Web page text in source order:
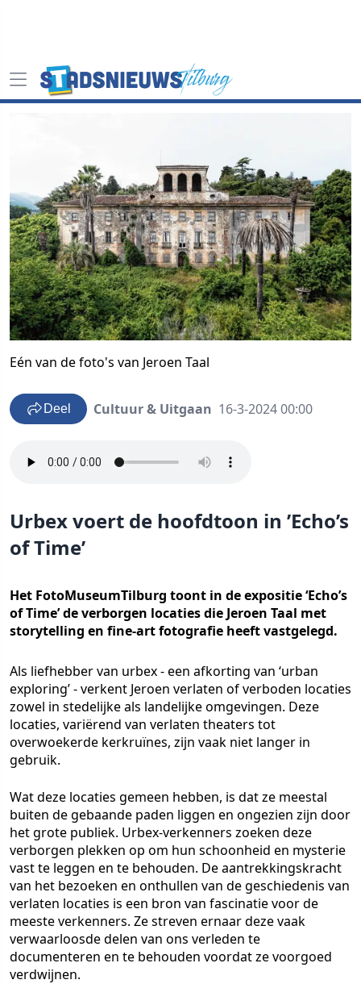
Eén van de foto's van Jeroen Taal
Deel Cultuur & Uitgaan 16-3-2024 00:00
Urbex voert de hoofdtoon in ’Echo’s
of Time’
Het FotoMuseumTilburg toont in de expositie ‘Echo’s
of Time’ de verborgen locaties die Jeroen Taal met
storytelling en fine-art fotografie heeft vastgelegd.
Als liefhebber van urbex - een afkorting van ‘urban
exploring’ - verkent Jeroen verlaten of verboden locaties
zowel in stedelijke als landelijke omgevingen. Deze
locaties, variërend van verlaten theaters tot
overwoekerde kerkruïnes, zijn vaak niet langer in
gebruik.
Wat deze locaties gemeen hebben, is dat ze meestal
buiten de gebaande paden liggen en ongezien zijn door
het grote publiek. Urbex-verkenners zoeken deze
verborgen plekken op om hun schoonheid en mysterie
vast te leggen en te behouden. De aantrekkingskracht
van het bezoeken en onthullen van de geschiedenis van
verlaten locaties is een bron van fascinatie voor de
meeste verkenners. Ze streven ernaar deze vaak
verwaarloosde delen van ons verleden te
documenteren en te behouden voordat ze voorgoed
verdwijnen.